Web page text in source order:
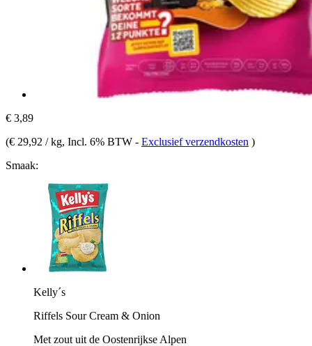
€ 3,89
(€ 29,92 / kg, Incl. 6% BTW - Exclusief verzendkosten )
Smaak:
Kelly´s
Riffels Sour Cream & Onion
Met zout uit de Oostenrijkse Alpen